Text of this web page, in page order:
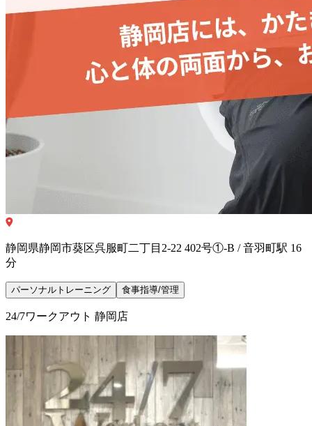
静岡県静岡市葵区呉服町二丁目2-22 402号①-B / 音羽町駅 16
分
パーソナルトレーニング 食事指導/管理
24/7ワークアウト 静岡店